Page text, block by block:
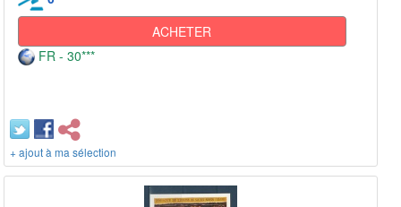
ACHETER
FR - 30***
+ ajout à ma sélection